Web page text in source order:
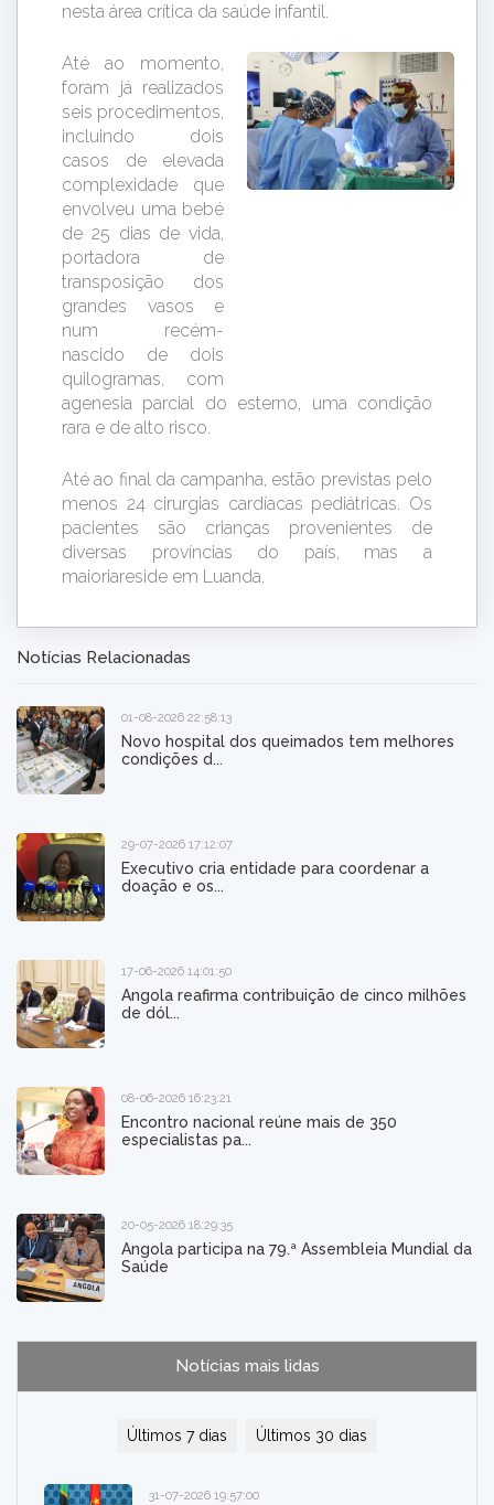
nesta área crítica da saúde infantil.
Até ao momento,
foram já realizados
seis procedimentos,
incluindo dois
casos de elevada
complexidade que
envolveu uma bebé
de 25 dias de vida,
portadora de
transposição dos
grandes vasos e
num recém-
nascido de dois
quilogramas, com
agenesia parcial do esterno, uma condição
rara e de alto risco.
Até ao final da campanha, estão previstas pelo
menos 24 cirurgias cardíacas pediátricas. Os
pacientes são crianças provenientes de
diversas províncias do país, mas a
maioriareside em Luanda.
Notícias Relacionadas
01-08-2026 22:58:13
Novo hospital dos queimados tem melhores
condições d...
29-07-2026 17:12:07
Executivo cria entidade para coordenar a
doação e os...
17-06-2026 14:01:50
Angola reafirma contribuição de cinco milhões
de dól...
08-06-2026 16:23:21
Encontro nacional reúne mais de 350
especialistas pa...
20-05-2026 18:29:35
Angola participa na 79.ª Assembleia Mundial da
Saúde
Notícias mais lidas
Últimos 7 dias Últimos 30 dias
31-07-2026 19:57:00